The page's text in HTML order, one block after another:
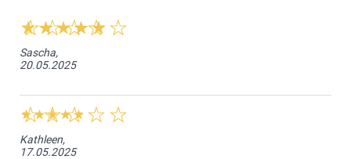
Sascha,
20.05.2025
Kathleen,
17.05.2025